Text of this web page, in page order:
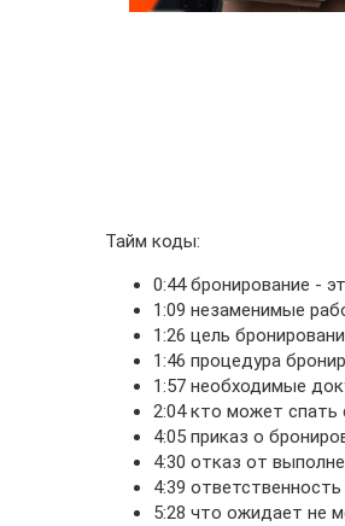
Тайм коды:
0:44 бронирование -
1:09 незаменимые
1:26 цель
1:46 процедура
1:57 необходимые
2:04 кто может спать
4:05 приказ о
4:30 отказ от
4:39
5:28 что ожидает не